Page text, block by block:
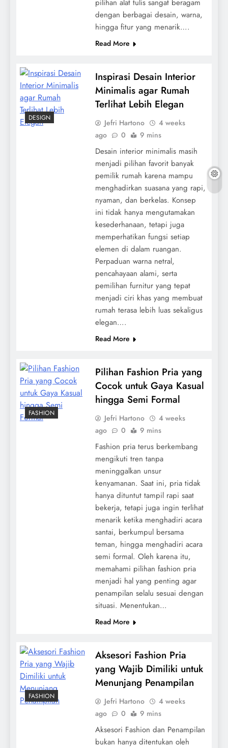
pilihan alat tulis sangat beragam
dengan berbagai desain, warna,
hingga fitur yang menarik….
Read More
DESIGN
Inspirasi Desain Interior
Minimalis agar Rumah
Terlihat Lebih Elegan
Jefri Hartono
4 weeks
ago
0 9 mins
Desain interior minimalis masih
menjadi pilihan favorit banyak
pemilik rumah karena mampu
menghadirkan suasana yang rapi,
nyaman, dan berkelas. Konsep
ini tidak hanya mengutamakan
kesederhanaan, tetapi juga
memperhatikan fungsi setiap
elemen di dalam ruangan.
Perpaduan warna netral,
pencahayaan alami, serta
pemilihan furnitur yang tepat
menjadi ciri khas yang membuat
rumah terasa lebih luas sekaligus
elegan….
Read More
FASHION
Pilihan Fashion Pria yang
Cocok untuk Gaya Kasual
hingga Semi Formal
Jefri Hartono
4 weeks
ago
0 9 mins
Fashion pria terus berkembang
mengikuti tren tanpa
meninggalkan unsur
kenyamanan. Saat ini, pria tidak
hanya dituntut tampil rapi saat
bekerja, tetapi juga ingin terlihat
menarik ketika menghadiri acara
santai, berkumpul bersama
teman, hingga menghadiri acara
semi formal. Oleh karena itu,
memahami pilihan fashion pria
menjadi hal yang penting agar
penampilan selalu sesuai dengan
situasi. Menentukan…
Read More
FASHION
Aksesori Fashion Pria
yang Wajib Dimiliki untuk
Menunjang Penampilan
Jefri Hartono
4 weeks
ago
0 9 mins
Aksesori Fashion dan Penampilan
bukan hanya ditentukan oleh